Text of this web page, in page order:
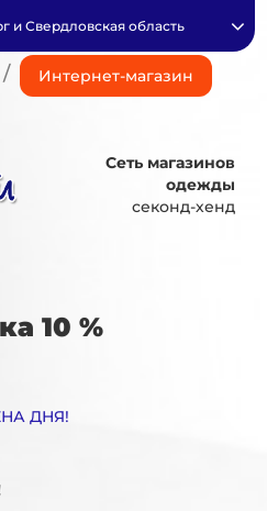
/ Интернет-магазин
и Свердловская область
Сеть магазинов
одежды
секонд-хенд
10 %
ДНЯ!